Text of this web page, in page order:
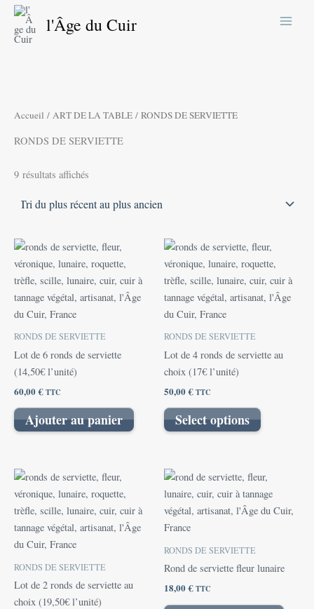
Aller
contenu
l'Âge du Cuir
Accueil / ART DE LA TABLE / RONDS DE SERVIETTE
RONDS DE SERVIETTE
9 résultats affichés
plus
récent
RONDS DE SERVIETTE
Lot de 6 ronds de serviette
(14,50€ l’unité)
60,00€TTC
Ajouter au panier
RONDS DE SERVIETTE
Lot de 4 ronds de serviette au
choix (17€ l’unité)
50,00€TTC
Select options
RONDS DE SERVIETTE
Lot de 2 ronds de serviette au
choix (19,50€ l’unité)
RONDS DE SERVIETTE
Rond de serviette fleur lunaire
18,00€TTC